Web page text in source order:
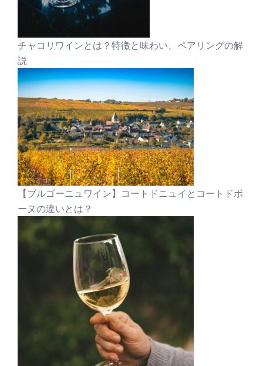
チャコリワインとは？特徴と味わい、ペアリングの解
説
【ブルゴーニュワイン】コートドニュイとコートドボ
ーヌの違いとは？